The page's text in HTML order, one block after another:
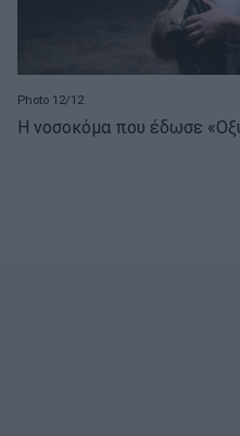
Photo 12/12
Η νοσοκόμα που έδωσε